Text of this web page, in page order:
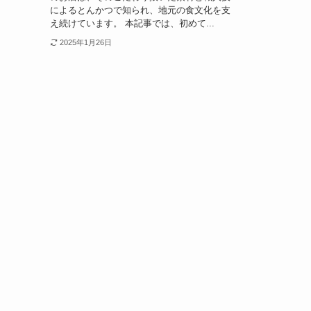
によるとんかつで知られ、地元の食文化を支
え続けています。 本記事では、初めて...
2025年1月26日